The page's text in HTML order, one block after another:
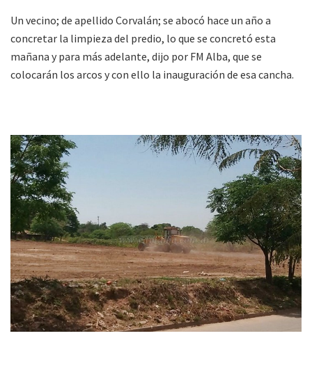
Un vecino; de apellido Corvalán; se abocó hace un año a
concretar la limpieza del predio, lo que se concretó esta
mañana y para más adelante, dijo por FM Alba, que se
colocarán los arcos y con ello la inauguración de esa cancha.